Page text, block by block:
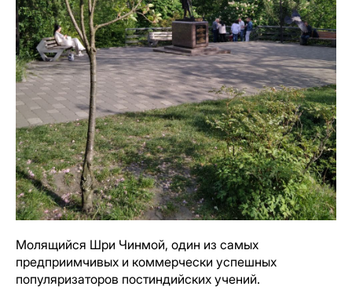
Молящийся Шри Чинмой, один из самых
предприимчивых и коммерчески успешных
популяризаторов постиндийских учений.